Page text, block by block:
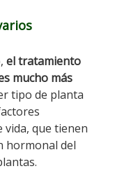
el tratamiento
mucho más
tipo de planta
vida, que tienen
hormonal del